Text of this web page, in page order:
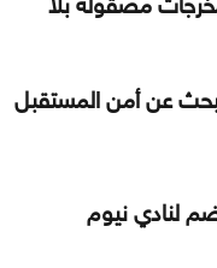
عن أمن المستقبل
لنادي نيوم